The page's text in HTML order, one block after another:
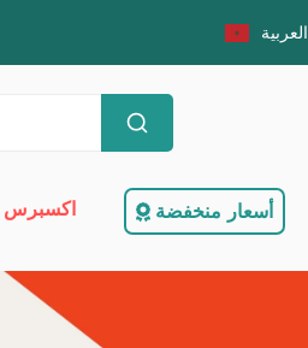
العربية
أسعار منخفضة